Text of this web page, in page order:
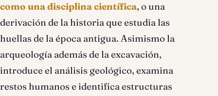
como una disciplina científica, o una
derivación de la historia que estudia las
huellas de la época antigua. Asimismo la
arqueología además de la excavación,
introduce el análisis geológico, examina
restos humanos e identifica estructuras